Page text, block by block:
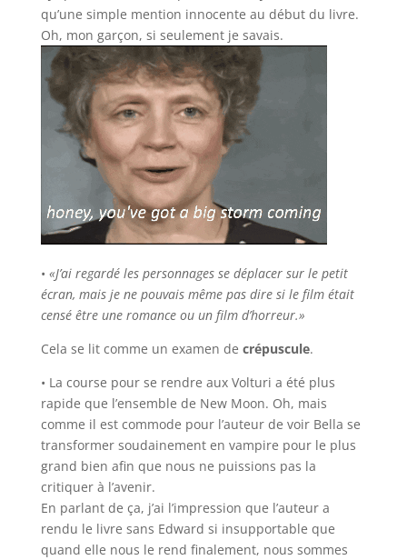
qu’une simple mention innocente au début du livre.
Oh, mon garçon, si seulement je savais.
• «J’ai regardé les personnages se déplacer sur le petit
écran, mais je ne pouvais même pas dire si le film était
censé être une romance ou un film d’horreur.»
Cela se lit comme un examen de crépuscule.
• La course pour se rendre aux Volturi a été plus
rapide que l’ensemble de New Moon. Oh, mais
comme il est commode pour l’auteur de voir Bella se
transformer soudainement en vampire pour le plus
grand bien afin que nous ne puissions pas la
critiquer à l’avenir.
En parlant de ça, j’ai l’impression que l’auteur a
rendu le livre sans Edward si insupportable que
quand elle nous le rend finalement, nous sommes